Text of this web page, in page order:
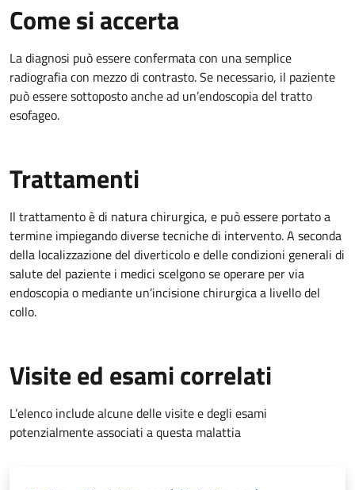
Come si accerta
La diagnosi può essere confermata con una semplice
radiografia con mezzo di contrasto. Se necessario, il paziente
può essere sottoposto anche ad un’endoscopia del tratto
esofageo.
Trattamenti
Il trattamento è di natura chirurgica, e può essere portato a
termine impiegando diverse tecniche di intervento. A seconda
della localizzazione del diverticolo e delle condizioni generali di
salute del paziente i medici scelgono se operare per via
endoscopia o mediante un’incisione chirurgica a livello del
collo.
Visite ed esami correlati
L’elenco include alcune delle visite e degli esami
potenzialmente associati a questa malattia